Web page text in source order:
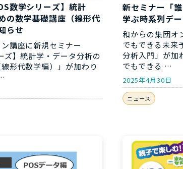
数学シリーズ】統計
の数学基礎講座（線形代
らせ
講座に新規セミナー
ズ】統計学・データ分析の
形代数学編）」が加わり
新セミナー「
学ぶ時系列デ
和からの集団オ
でもできる未来
分析入門」が加
でもできる …
2025年4月30日
ニュース